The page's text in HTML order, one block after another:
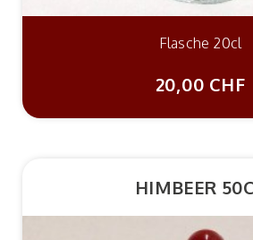
Flasche 20cl
20,00 CHF
HIMBEER